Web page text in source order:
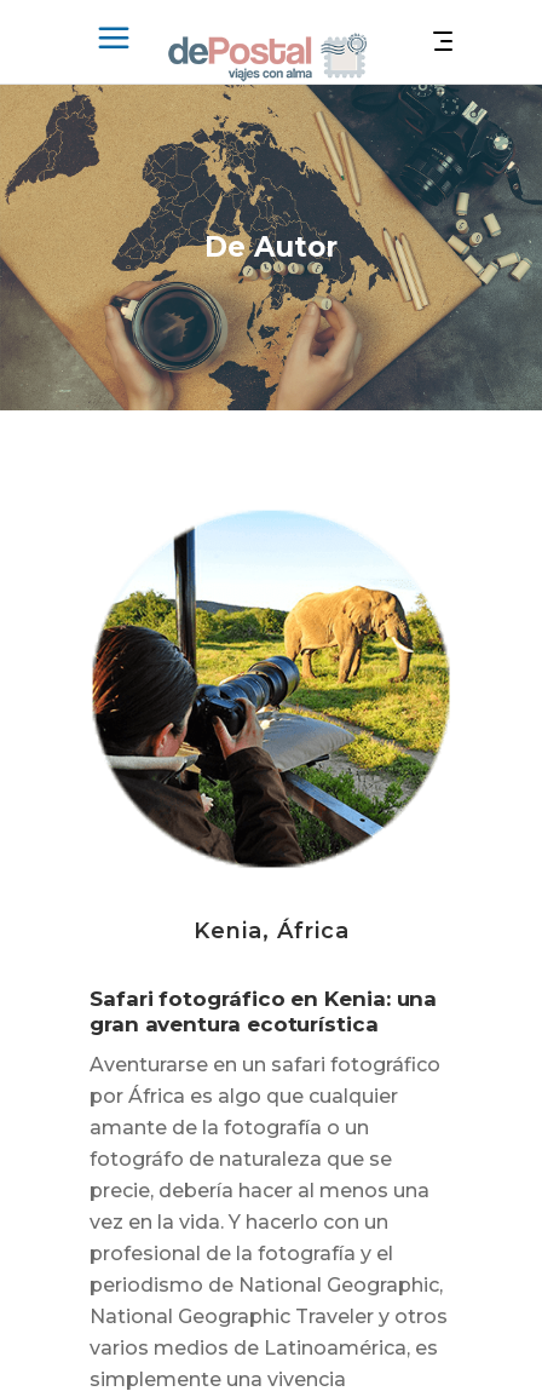
De Autor
Kenia, África
Safari fotográfico en Kenia: una
gran aventura ecoturística
Aventurarse en un safari fotográfico
por África es algo que cualquier
amante de la fotografía o un
fotográfo de naturaleza que se
precie, debería hacer al menos una
vez en la vida. Y hacerlo con un
profesional de la fotografía y el
periodismo de National Geographic,
National Geographic Traveler y otros
varios medios de Latinoamérica, es
simplemente una vivencia